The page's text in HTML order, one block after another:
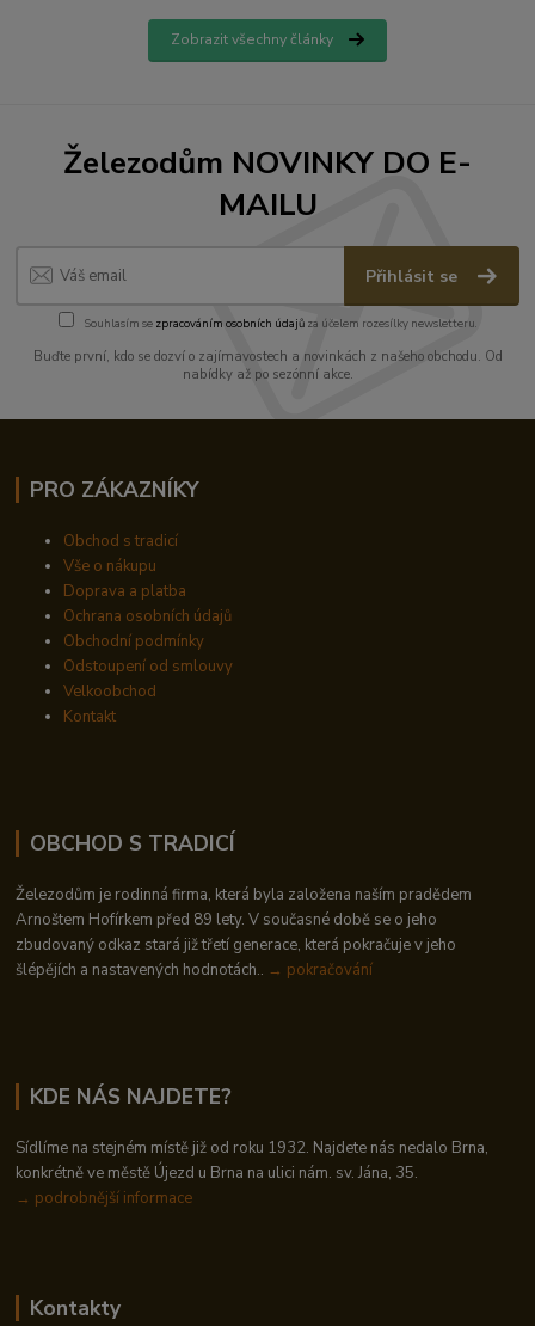
Zobrazit všechny články
Železodům NOVINKY DO E-
MAILU
Přihlásit se
Souhlasím se zpracováním osobních údajůza účelem rozesílky newsletteru.
Buďte první, kdo se dozví o zajímavostech a novinkách z našeho obchodu. Od
nabídky až po sezónní akce.
PRO ZÁKAZNÍKY
Obchod s tradicí
Vše o nákupu
Doprava a platba
Ochrana osobních údajů
Obchodní podmínky
Odstoupení od smlouvy
Velkoobchod
Kontakt
OBCHOD S TRADICÍ
Železodům je rodinná firma, která byla založena naším pradědem
Arnoštem Hofírkem před 89 lety. V současné době se o jeho
zbudovaný odkaz stará již třetí generace, která pokračuje v jeho
šlépějích a nastavených hodnotách.. → pokračování
KDE NÁS NAJDETE?
Sídlíme na stejném místě již od roku 1932. Najdete nás nedalo Brna,
konkrétně ve městě Újezd u Brna na ulici nám. sv. Jána, 35.
→ podrobnější informace
Kontakty